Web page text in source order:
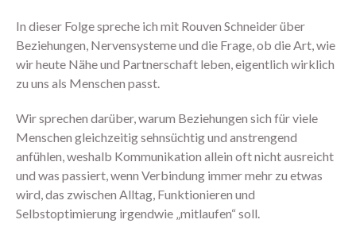
Über mich
In dieser Folge spreche ich mit Rouven Schneider über
Beziehungen, Nervensysteme und die Frage, ob die Art, wie
wir heute Nähe und Partnerschaft leben, eigentlich wirklich
zu uns als Menschen passt.
Wir sprechen darüber, warum Beziehungen sich für viele
Menschen gleichzeitig sehnsüchtig und anstrengend
anfühlen, weshalb Kommunikation allein oft nicht ausreicht
und was passiert, wenn Verbindung immer mehr zu etwas
wird, das zwischen Alltag, Funktionieren und
Selbstoptimierung irgendwie „mitlaufen“ soll.